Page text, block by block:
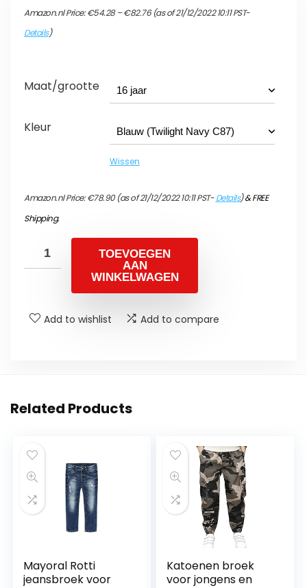
Amazon.nl Price:€54.28 – €82.76
Prijsklasse:
€54.28
(as of 21/12/2022 10:11 PST-
Details)
Maat/grootte
Kleur
Wissen
Amazon.nl Price:€78.90(as of 21/12/2022 10:11 PST-Details)&FREE
Shipping.
TOEVOEGEN
AAN
WINKELWAGEN
Add to wishlist Add to compare
Related Products
Mayoral Rotti
jeansbroek voor
Katoenen broek
voor jongens en